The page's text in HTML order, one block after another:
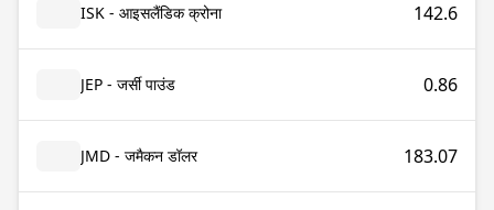
ISK - आइसलैंडिक क्रोना 142.6
JEP - जर्सी पाउंड 0.86
JMD - जमैकन डॉलर 183.07